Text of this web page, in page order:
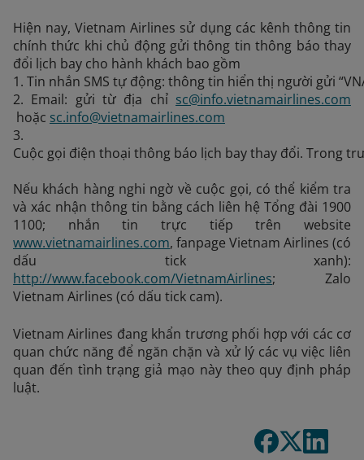
Hiện nay, Vietnam Airlines sử dụng các kênh thông tin
chính thức khi chủ động gửi thông tin thông báo thay
đổi lịch bay cho hành khách bao gồm
1. Tin nhắn SMS tự động: thông tin hiển thị người gửi
2. Email: gửi từ địa chỉ sc@info.vietnamairlines.com
hoặc sc.info@vietnamairlines.com
3.
Cuộc gọi điện thoại thông báo lịch bay thay đổi. Trong
Nếu khách hàng nghi ngờ về cuộc gọi, có thể kiểm tra
và xác nhận thông tin bằng cách liên hệ Tổng đài 1900
1100; nhắn tin trực tiếp trên website
www.vietnamairlines.com, fanpage Vietnam Airlines (có
dấu tick xanh):
http://www.facebook.com/VietnamAirlines; Zalo
Vietnam Airlines (có dấu tick cam).
Vietnam Airlines đang khẩn trương phối hợp với các cơ
quan chức năng để ngăn chặn và xử lý các vụ việc liên
quan đến tình trạng giả mạo này theo quy định pháp
luật.